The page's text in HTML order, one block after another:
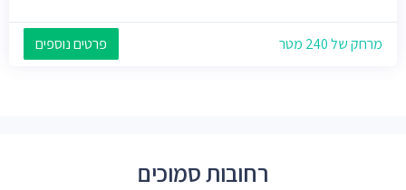
מרחק של 240 מטר פרטים נוספים
רחובות סמוכים